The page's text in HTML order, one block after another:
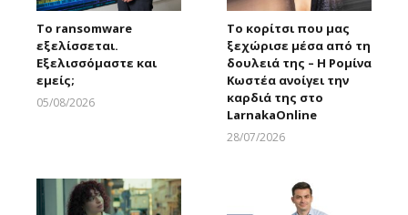
Το ransomware
εξελίσσεται.
Εξελισσόμαστε και
εμείς;
05/08/2026
Το κορίτσι που μας
ξεχώρισε μέσα από τη
δουλειά της – Η Ρομίνα
Κωστέα ανοίγει την
καρδιά της στο
LarnakaOnline
28/07/2026